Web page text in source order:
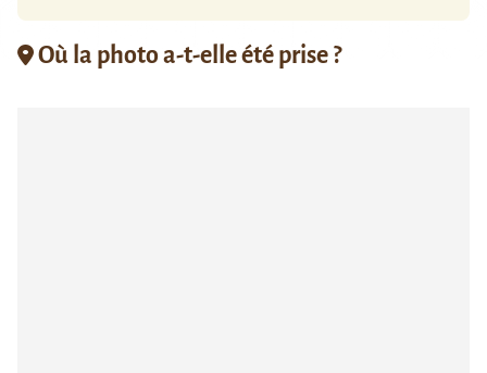
Où la photo a-t-elle été prise ?